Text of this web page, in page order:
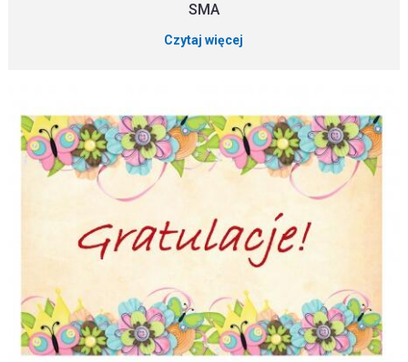
SMA
Czytaj więcej